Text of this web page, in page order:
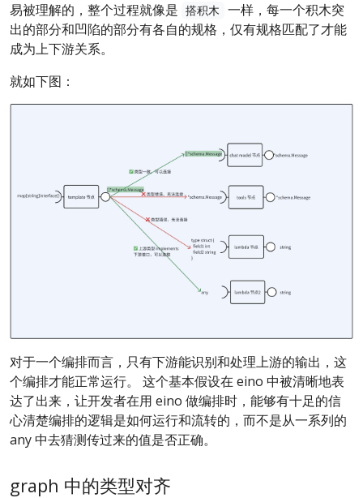
易被理解的，整个过程就像是
搭积木
一样，每一个积木突
出的部分和凹陷的部分有各自的规格，仅有规格匹配了才能
成为上下游关系。
就如下图：
对于一个编排而言，只有下游能识别和处理上游的输出，这
个编排才能正常运行。 这个基本假设在 eino 中被清晰地表
达了出来，让开发者在用 eino 做编排时，能够有十足的信
心清楚编排的逻辑是如何运行和流转的，而不是从一系列的
any 中去猜测传过来的值是否正确。
graph 中的类型对齐